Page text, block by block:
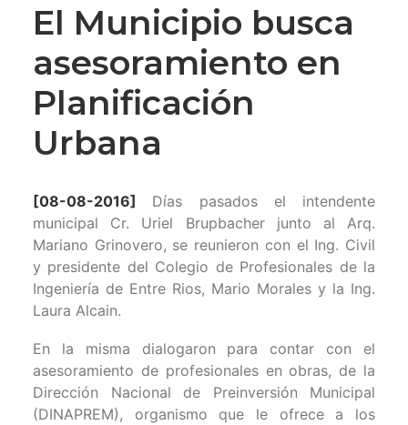
El Municipio busca
asesoramiento en
Planificación
Urbana
[08-08-2016] Días pasados el intendente
municipal Cr. Uriel Brupbacher junto al Arq.
Mariano Grinovero, se reunieron con el Ing. Civil
y presidente del Colegio de Profesionales de la
Ingeniería de Entre Rios, Mario Morales y la Ing.
Laura Alcain.
En la misma dialogaron para contar con el
asesoramiento de profesionales en obras, de la
Dirección Nacional de Preinversión Municipal
(DINAPREM), organismo que le ofrece a los